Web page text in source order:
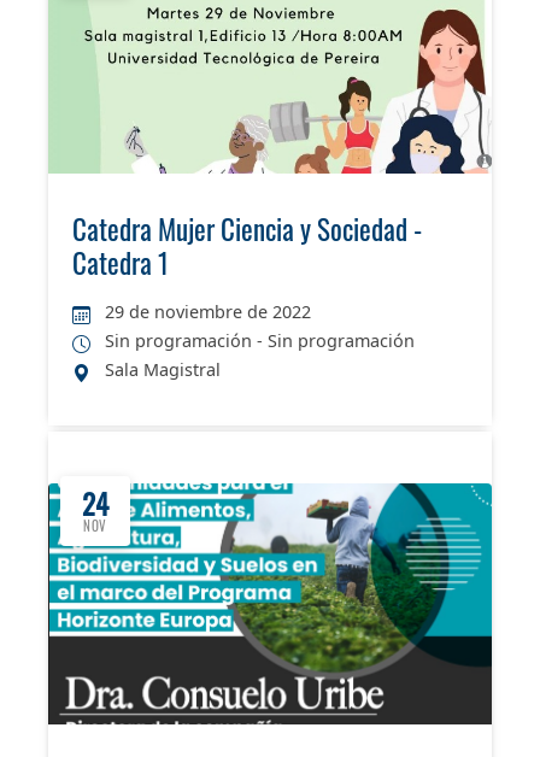
Catedra Mujer Ciencia y Sociedad -
Catedra 1
29 de noviembre de 2022
Sin programación - Sin programación
Sala Magistral
24
NOV